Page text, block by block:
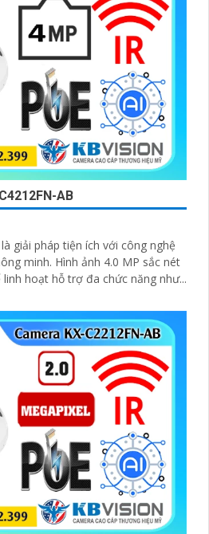
AB
giải pháp tiện ích với công nghệ
4.0 MP sắc nét
30m. Thiết kế linh hoạt hỗ trợ đa chức năng như...